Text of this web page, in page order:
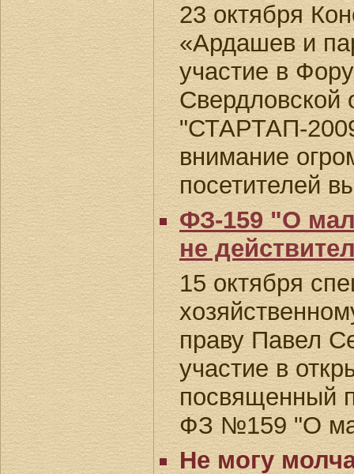
23 октября
«Ардашев и
участие в
Свердловской
"СТАРТАП-
внимание
посетителей
ФЗ-159 "О
не
15 октября
праву Павел
участие в
посвященный
ФЗ №159 "О
Не могу